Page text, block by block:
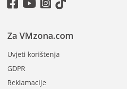
Za VMzona.com
Uvjeti korištenja
GDPR
Reklamacije